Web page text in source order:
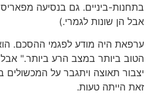
בתחנות-ביניים. גם בנסיעה
אבל הן שונות לגמרי.)
ערפאת היה מודע לפגמי ההסכם.
הטוב ביותר במצב הרע ביותר."
יצבור תאוצה ויתגבר על המכשולים
זאת הייתה טעות.